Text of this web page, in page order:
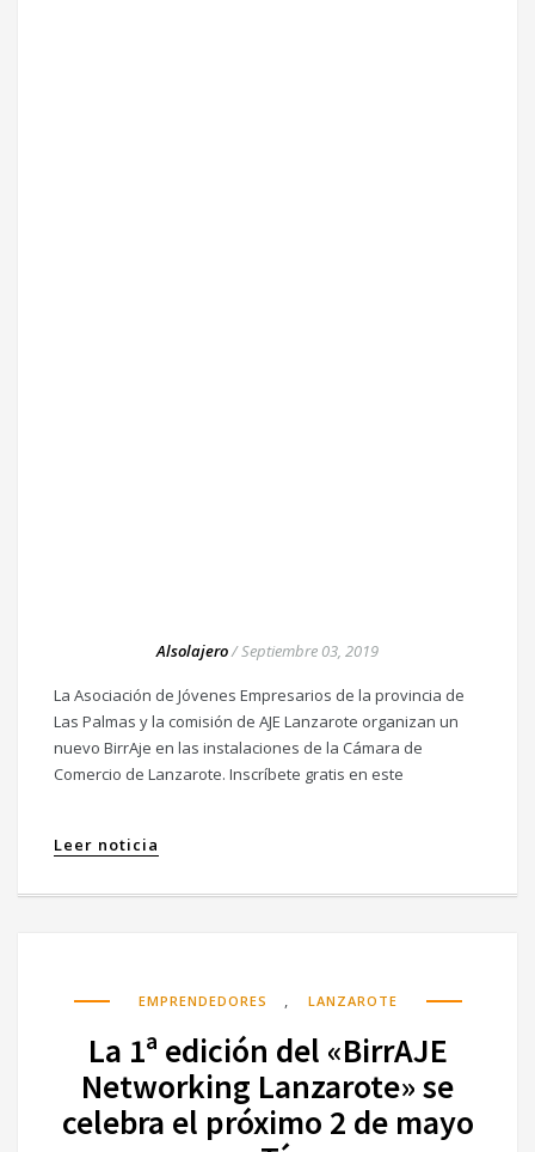
Alsolajero/Septiembre 03, 2019
La Asociación de Jóvenes Empresarios de la provincia de
Las Palmas y la comisión de AJE Lanzarote organizan un
nuevo BirrAje en las instalaciones de la Cámara de
Comercio de Lanzarote. Inscríbete gratis en este
Leer noticia
EMPRENDEDORES , LANZAROTE
La 1ª edición del «BirrAJE
Networking Lanzarote» se
celebra el próximo 2 de mayo